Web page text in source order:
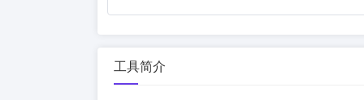
工具简介